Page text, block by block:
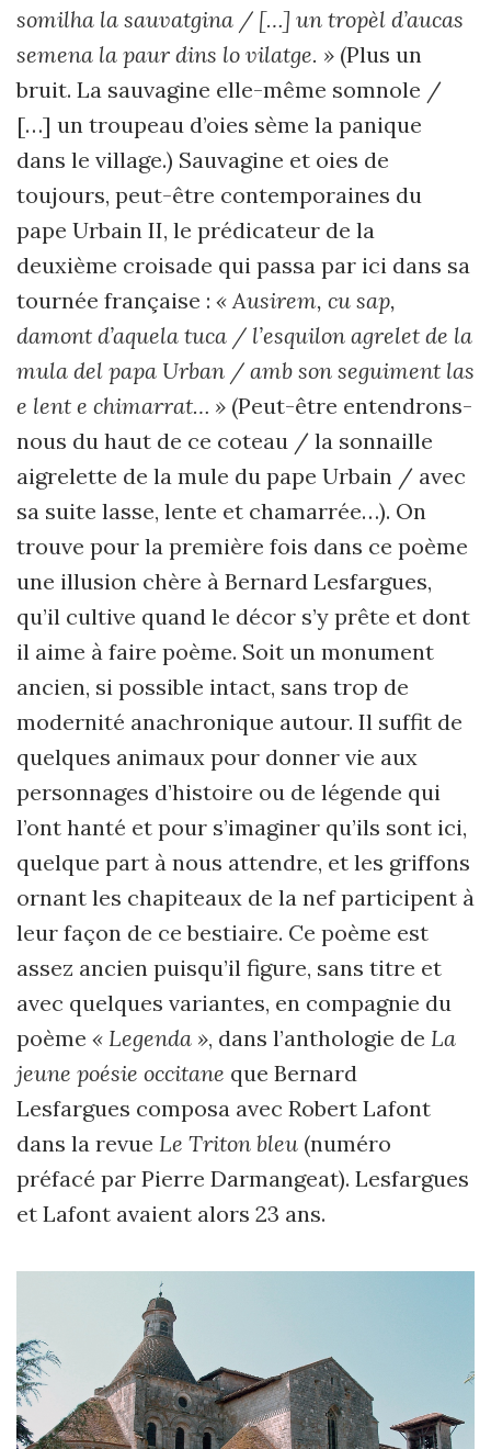
somilha la sauvatgina / […] un tropèl d’aucas
semena la paur dins lo vilatge. » (Plus un
bruit. La sauvagine elle-même somnole /
[…] un troupeau d’oies sème la panique
dans le village.) Sauvagine et oies de
toujours, peut-être contemporaines du
pape Urbain II, le prédicateur de la
deuxième croisade qui passa par ici dans sa
tournée française : « Ausirem, cu sap,
damont d’aquela tuca / l’esquilon agrelet de la
mula del papa Urban / amb son seguiment las
e lent e chimarrat… » (Peut-être entendrons-
nous du haut de ce coteau / la sonnaille
aigrelette de la mule du pape Urbain / avec
sa suite lasse, lente et chamarrée…). On
trouve pour la première fois dans ce poème
une illusion chère à Bernard Lesfargues,
qu’il cultive quand le décor s’y prête et dont
il aime à faire poème. Soit un monument
ancien, si possible intact, sans trop de
modernité anachronique autour. Il suffit de
quelques animaux pour donner vie aux
personnages d’histoire ou de légende qui
l’ont hanté et pour s’imaginer qu’ils sont ici,
quelque part à nous attendre, et les griffons
ornant les chapiteaux de la nef participent à
leur façon de ce bestiaire. Ce poème est
assez ancien puisqu’il figure, sans titre et
avec quelques variantes, en compagnie du
poème « Legenda », dans l’anthologie de La
jeune poésie occitane que Bernard
Lesfargues composa avec Robert Lafont
dans la revue Le Triton bleu (numéro
préfacé par Pierre Darmangeat). Lesfargues
et Lafont avaient alors 23 ans.